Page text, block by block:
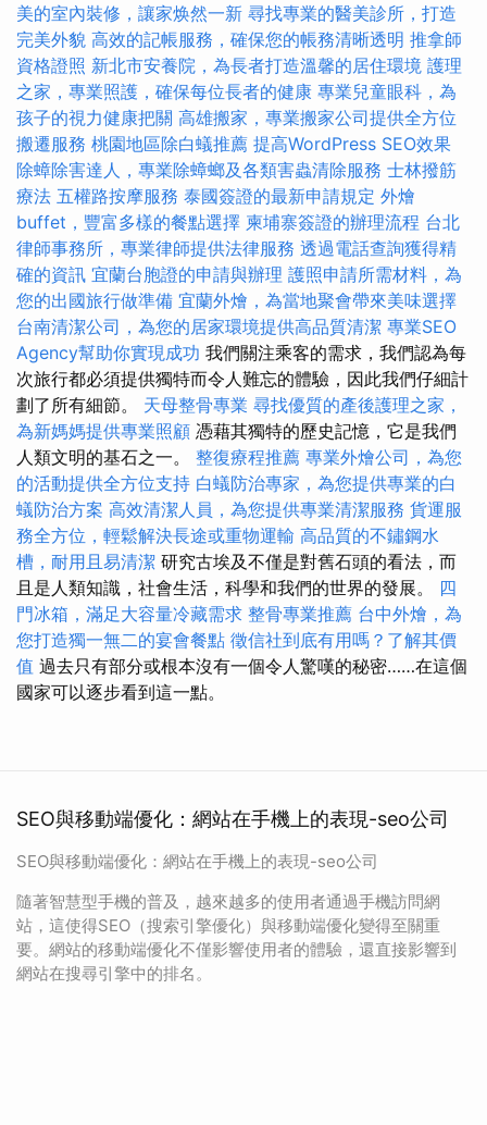
美的室內裝修，讓家焕然一新 尋找專業的醫美診所，打造
完美外貌 高效的記帳服務，確保您的帳務清晰透明 推拿師
資格證照 新北市安養院，為長者打造溫馨的居住環境 護理
之家，專業照護，確保每位長者的健康 專業兒童眼科，為
孩子的視力健康把關 高雄搬家，專業搬家公司提供全方位
搬遷服務 桃園地區除白蟻推薦 提高WordPress SEO效果
除蟑除害達人，專業除蟑螂及各類害蟲清除服務 士林撥筋
療法 五權路按摩服務 泰國簽證的最新申請規定 外燴
buffet，豐富多樣的餐點選擇 柬埔寨簽證的辦理流程 台北
律師事務所，專業律師提供法律服務 透過電話查詢獲得精
確的資訊 宜蘭台胞證的申請與辦理 護照申請所需材料，為
您的出國旅行做準備 宜蘭外燴，為當地聚會帶來美味選擇
台南清潔公司，為您的居家環境提供高品質清潔 專業SEO
Agency幫助你實現成功 我們關注乘客的需求，我們認為每
次旅行都必須提供獨特而令人難忘的體驗，因此我們仔細計
劃了所有細節。 天母整骨專業 尋找優質的產後護理之家，
為新媽媽提供專業照顧 憑藉其獨特的歷史記憶，它是我們
人類文明的基石之一。 整復療程推薦 專業外燴公司，為您
的活動提供全方位支持 白蟻防治專家，為您提供專業的白
蟻防治方案 高效清潔人員，為您提供專業清潔服務 貨運服
務全方位，輕鬆解決長途或重物運輸 高品質的不鏽鋼水
槽，耐用且易清潔 研究古埃及不僅是對舊石頭的看法，而
且是人類知識，社會生活，科學和我們的世界的發展。 四
門冰箱，滿足大容量冷藏需求 整骨專業推薦 台中外燴，為
您打造獨一無二的宴會餐點 徵信社到底有用嗎？了解其價
值 過去只有部分或根本沒有一個令人驚嘆的秘密……在這個
國家可以逐步看到這一點。
SEO與移動端優化：網站在手機上的表現-seo公司
SEO與移動端優化：網站在手機上的表現-seo公司
隨著智慧型手機的普及，越來越多的使用者通過手機訪問網
站，這使得SEO（搜索引擎優化）與移動端優化變得至關重
要。網站的移動端優化不僅影響使用者的體驗，還直接影響到
網站在搜尋引擎中的排名。